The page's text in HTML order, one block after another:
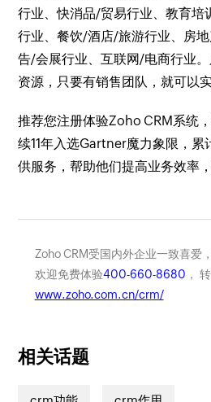
行业、快消品/贸易行业、教育培
行业、餐饮/酒店/旅游行业、房
告/会展行业、互联网/电商行业
资源，只要有销售团队，就可以
推荐您注册体验Zoho CRM系统
续11年入选Gartner魔力象限，累
供服务，帮助他们提高业务效率
Zoho CRM受国内外企业一致喜爱
欢迎免费体验400-660-8680 ，
www.zoho.com.cn/crm/
相关话题